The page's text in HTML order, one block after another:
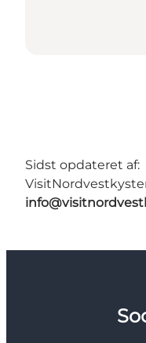
Sidst opdateret af: